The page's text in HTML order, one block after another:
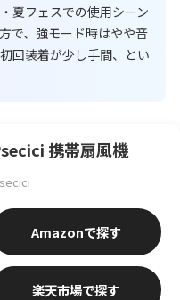
夏フェスでの使用シーン
で、強モード時はやや音
回装着が少し手間、とい
携帯扇風機
楽天市場
Amazon